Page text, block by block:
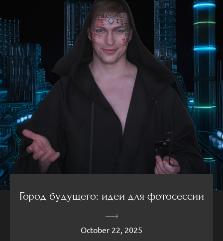
Город будущего: идеи для фотосессии
October 22, 2025